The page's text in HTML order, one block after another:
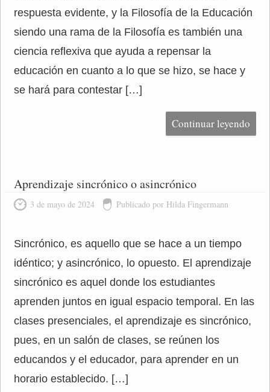
respuesta evidente, y la Filosofía de la Educación
siendo una rama de la Filosofía es también una
ciencia reflexiva que ayuda a repensar la
educación en cuanto a lo que se hizo, se hace y
se hará para contestar […]
Continuar leyendo
Aprendizaje sincrónico o asincrónico
3 de mayo de 2024 Publicado por Hilda Fingermann
Sincrónico, es aquello que se hace a un tiempo
idéntico; y asincrónico, lo opuesto. El aprendizaje
sincrónico es aquel donde los estudiantes
aprenden juntos en igual espacio temporal. En las
clases presenciales, el aprendizaje es sincrónico,
pues, en un salón de clases, se reúnen los
educandos y el educador, para aprender en un
horario establecido. […]